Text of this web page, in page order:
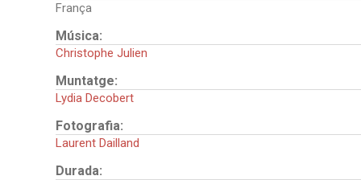
França
Música:
Christophe Julien
Muntatge:
Lydia Decobert
Fotografia:
Laurent Dailland
Durada: